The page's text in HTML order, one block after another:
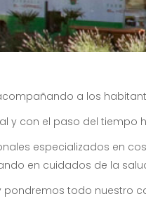
a los
y con el paso del
especializados en
en cuidados de la
todo nuestro